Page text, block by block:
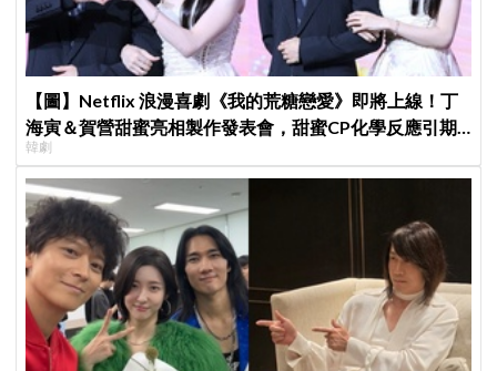
【圖】Netflix 浪漫喜劇《我的荒糖戀愛》即將上線！丁
海寅＆賀營甜蜜亮相製作發表會，甜蜜CP化學反應引期
待
韓劇